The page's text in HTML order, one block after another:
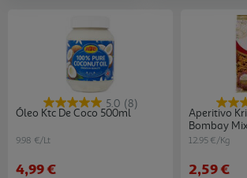
5.0 (8)
Óleo Ktc De Coco 500ml
9.98 €/Lt
4,99 €
Aperitivo
Bombay
12.95 €/Kg
2,59 €